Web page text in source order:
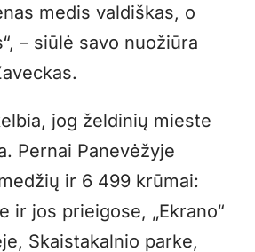
medis valdiškas, o
– siūlė savo nuožiūra
jog želdinių mieste
Pernai Panevėžyje
ir 6 499 krūmai:
ir jos prieigose, „Ekrano“
Skaistakalnio parke,